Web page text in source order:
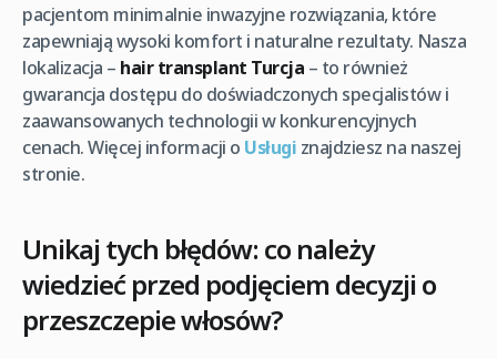
pacjentom minimalnie inwazyjne rozwiązania, które
zapewniają wysoki komfort i naturalne rezultaty. Nasza
lokalizacja – hair transplant Turcja – to również
gwarancja dostępu do doświadczonych specjalistów i
zaawansowanych technologii w konkurencyjnych
cenach. Więcej informacji o Usługi znajdziesz na naszej
stronie.
Unikaj tych błędów: co należy
wiedzieć przed podjęciem decyzji o
przeszczepie włosów?